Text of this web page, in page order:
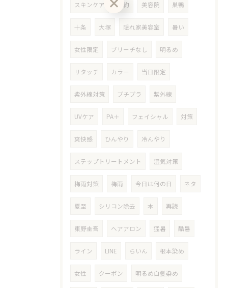
スキンケア 予約 美容院 巣鴨
十条 大塚 隠れ家美容室 暑い
女性限定 ブリーチなし 明るめ
リタッチ カラー 当日限定
紫外線対策 プチプラ 紫外線
UVケア PA＋ フェイシャル 対策
爽快感 ひんやり 冷んやり
ステップトリートメント 湿気対策
梅雨対策 梅雨 今日は何の日 ネタ
夏至 シリコン除去 本 再読
東野圭吾 ヘアアロン 猛暑 酷暑
ライン LINE らいん 根本染め
女性 クーポン 明るめ白髪染め